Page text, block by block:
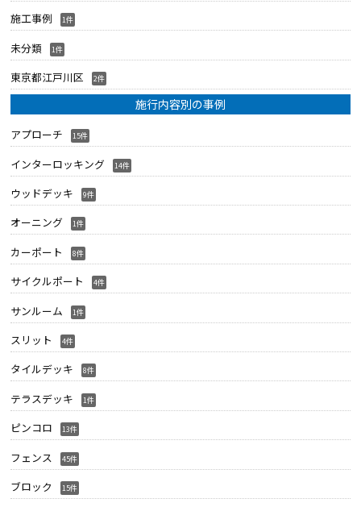
施工事例 1件
未分類 1件
東京都江戸川区 2件
施行内容別の事例
アプローチ 15件
インターロッキング 14件
ウッドデッキ 9件
オーニング 1件
カーポート 8件
サイクルポート 4件
サンルーム 1件
スリット 4件
タイルデッキ 8件
テラスデッキ 1件
ピンコロ 13件
フェンス 45件
ブロック 15件